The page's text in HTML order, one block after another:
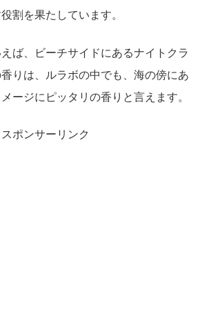
割を果たしています。
ば、ビーチサイドにあるナイトクラ
りは、ルラボの中でも、海の傍にあ
ージにピッタリの香りと言えます。
スポンサーリンク